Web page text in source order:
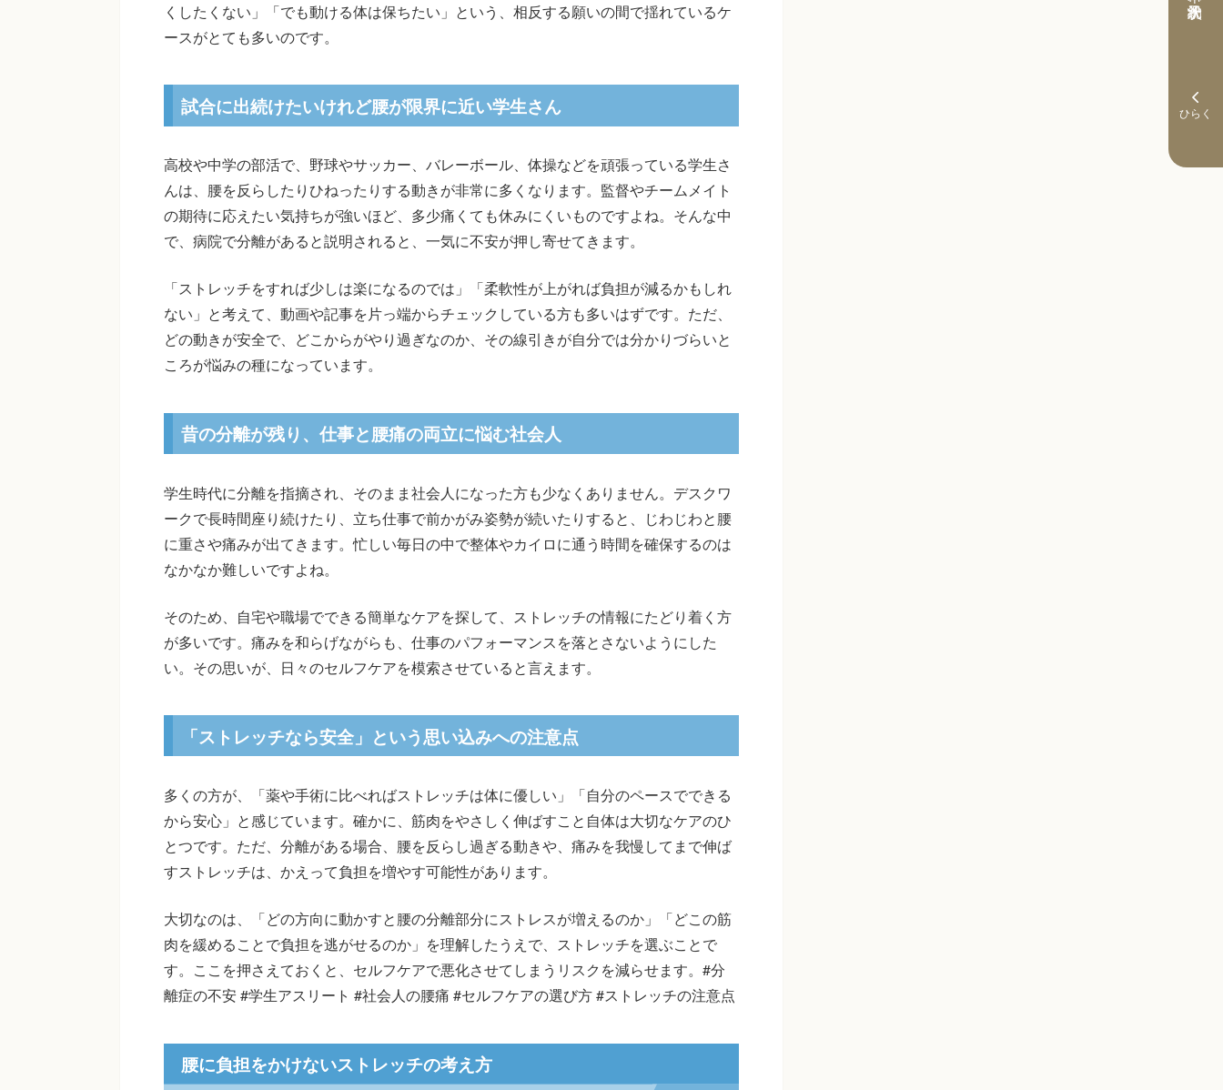
くしたくない」「でも動ける体は保ちたい」という、相反する願いの間で揺れているケ
ースがとても多いのです。
試合に出続けたいけれど腰が限界に近い学生さん
高校や中学の部活で、野球やサッカー、バレーボール、体操などを頑張っている学生さ
んは、腰を反らしたりひねったりする動きが非常に多くなります。監督やチームメイト
の期待に応えたい気持ちが強いほど、多少痛くても休みにくいものですよね。そんな中
で、病院で分離があると説明されると、一気に不安が押し寄せてきます。
「ストレッチをすれば少しは楽になるのでは」「柔軟性が上がれば負担が減るかもしれ
ない」と考えて、動画や記事を片っ端からチェックしている方も多いはずです。ただ、
どの動きが安全で、どこからがやり過ぎなのか、その線引きが自分では分かりづらいと
ころが悩みの種になっています。
昔の分離が残り、仕事と腰痛の両立に悩む社会人
学生時代に分離を指摘され、そのまま社会人になった方も少なくありません。デスクワ
ークで長時間座り続けたり、立ち仕事で前かがみ姿勢が続いたりすると、じわじわと腰
に重さや痛みが出てきます。忙しい毎日の中で整体やカイロに通う時間を確保するのは
なかなか難しいですよね。
そのため、自宅や職場でできる簡単なケアを探して、ストレッチの情報にたどり着く方
が多いです。痛みを和らげながらも、仕事のパフォーマンスを落とさないようにした
い。その思いが、日々のセルフケアを模索させていると言えます。
「ストレッチなら安全」という思い込みへの注意点
多くの方が、「薬や手術に比べればストレッチは体に優しい」「自分のペースでできる
から安心」と感じています。確かに、筋肉をやさしく伸ばすこと自体は大切なケアのひ
とつです。ただ、分離がある場合、腰を反らし過ぎる動きや、痛みを我慢してまで伸ば
すストレッチは、かえって負担を増やす可能性があります。
大切なのは、「どの方向に動かすと腰の分離部分にストレスが増えるのか」「どこの筋
肉を緩めることで負担を逃がせるのか」を理解したうえで、ストレッチを選ぶことで
す。ここを押さえておくと、セルフケアで悪化させてしまうリスクを減らせます。#分
離症の不安 #学生アスリート #社会人の腰痛 #セルフケアの選び方 #ストレッチの注意点
腰に負担をかけないストレッチの考え方